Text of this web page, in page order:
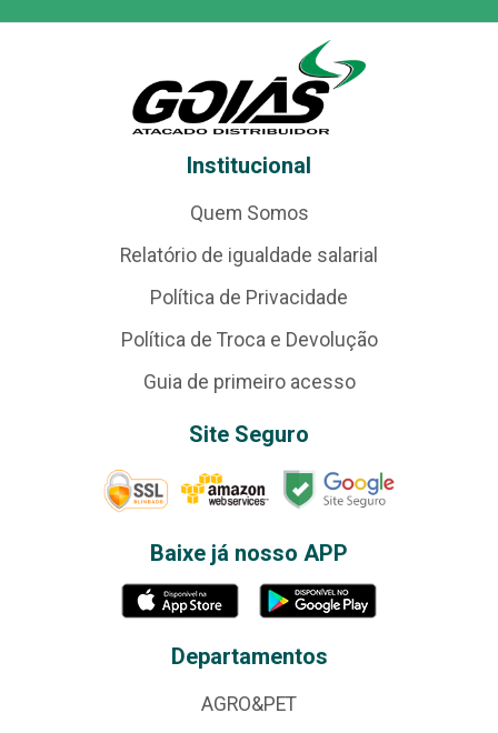
Institucional
Quem Somos
Relatório de igualdade salarial
Política de Privacidade
Política de Troca e Devolução
Guia de primeiro acesso
Site Seguro
Baixe já nosso APP
Departamentos
AGRO&PET